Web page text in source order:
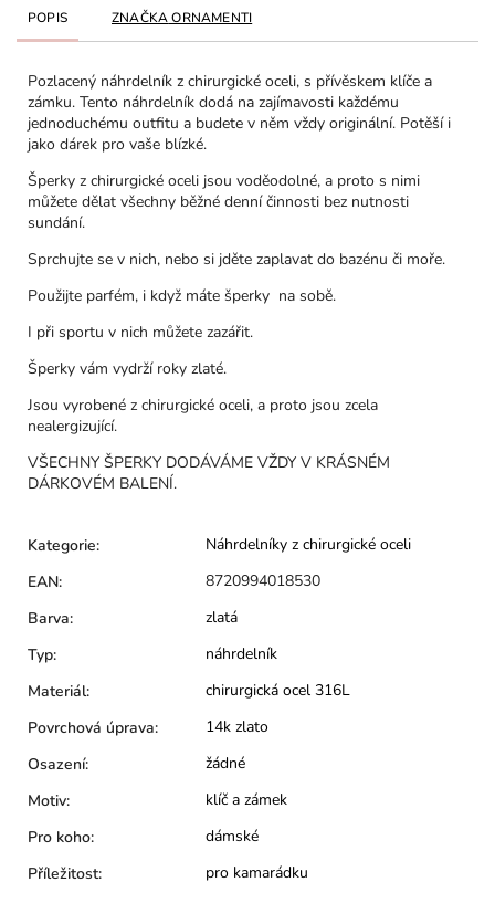
POPIS ZNAČKAORNAMENTI
Pozlacený náhrdelník z chirurgické oceli, s přívěskem klíče a
zámku. Tento náhrdelník dodá na zajímavosti každému
jednoduchému outfitu a budete v něm vždy originální. Potěší i
jako dárek pro vaše blízké.
Šperky z chirurgické oceli jsou voděodolné, a proto s nimi
můžete dělat všechny běžné denní činnosti bez nutnosti
sundání.
Sprchujte se v nich, nebo si jděte zaplavat do bazénu či moře.
Použijte parfém, i když máte šperky na sobě.
I při sportu v nich můžete zazářit.
Šperky vám vydrží roky zlaté.
Jsou vyrobené z chirurgické oceli, a proto jsou zcela
nealergizující.
VŠECHNY ŠPERKY DODÁVÁME VŽDY V KRÁSNÉM
DÁRKOVÉM BALENÍ.
Kategorie:
Náhrdelníky z chirurgické oceli
EAN:
8720994018530
Barva:
zlatá
Typ:
náhrdelník
Materiál:
chirurgická ocel 316L
Povrchová úprava:
14k zlato
Osazení:
žádné
Motiv:
klíč a zámek
Pro koho:
dámské
Příležitost:
pro kamarádku